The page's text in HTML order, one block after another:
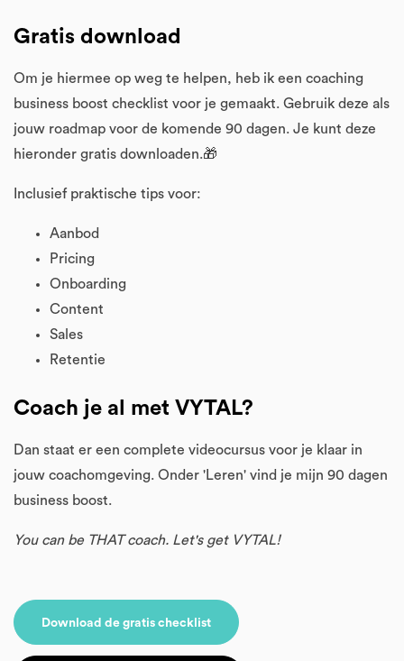
Gratis download
Om je hiermee op weg te helpen, heb ik een coaching
business boost checklist voor je gemaakt. Gebruik deze als
jouw roadmap voor de komende 90 dagen. Je kunt deze
hieronder gratis downloaden.🎁
Inclusief praktische tips voor:
Aanbod
Pricing
Onboarding
Content
Sales
Retentie
Coach je al met VYTAL?
Dan staat er een complete videocursus voor je klaar in
jouw coachomgeving. Onder 'Leren' vind je mijn 90 dagen
business boost.
You can be THAT coach. Let's get VYTAL!
Download de gratis checklist